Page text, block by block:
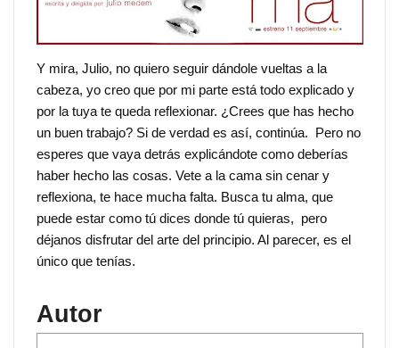
Y mira, Julio, no quiero seguir dándole vueltas a la
cabeza, yo creo que por mi parte está todo explicado y
por la tuya te queda reflexionar. ¿Crees que has hecho
un buen trabajo? Si de verdad es así, continúa. Pero no
esperes que vaya detrás explicándote como deberías
haber hecho las cosas. Vete a la cama sin cenar y
reflexiona, te hace mucha falta. Busca tu alma, que
puede estar como tú dices donde tú quieras, pero
déjanos disfrutar del arte del principio. Al parecer, es el
único que tenías.
Autor